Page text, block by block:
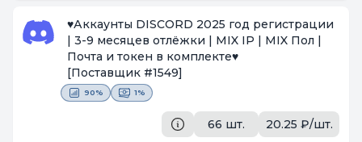
♥️Аккаунты DISCORD 2025 год регистрации
| 3-9 месяцев отлёжки | MIX IP | MIX Пол |
Почта и токен в комплекте♥️
[Поставщик #1549]
90% 1%
66 шт. 20.25 ₽/шт.